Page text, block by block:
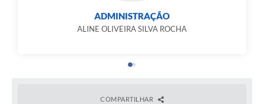
ADMINISTRAÇÃO
ALINE OLIVEIRA SILVA ROCHA
COMPARTILHAR